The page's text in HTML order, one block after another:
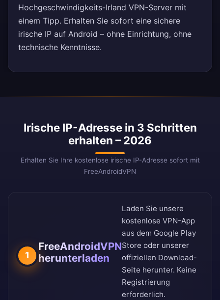
Hochgeschwindigkeits-Irland VPN-Server mit
einem Tipp. Erhalten Sie sofort eine sichere
irische IP auf Android – ohne Einrichtung, ohne
technische Kenntnisse.
Irische IP-Adresse in 3 Schritten
erhalten – 2026
Erhalten Sie Ihre kostenlose irische IP-Adresse sofort mit
FreeAndroidVPN
1
FreeAndroidVPN
herunterladen
Laden Sie unsere
kostenlose VPN-App
aus dem Google Play
Store oder unserer
offiziellen Download-
Seite herunter. Keine
Registrierung
erforderlich.